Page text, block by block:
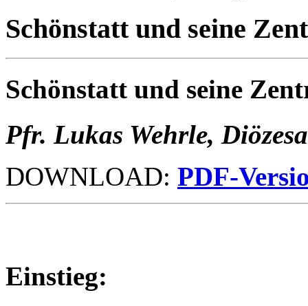
Schönstatt und seine
Schönstatt und seine
Pfr. Lukas Wehrle,
DOWNLOAD: PDF-
Einstieg: